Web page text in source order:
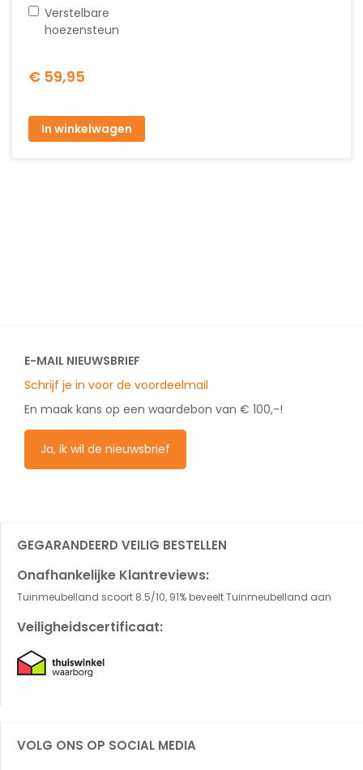
Verstelbare
hoezensteun
€ 59,95
In
winkelwagen
In winkelwagen
E-MAIL NIEUWSBRIEF
Schrijf je in voor de voordeelmail
En maak kans op een waardebon van € 100,-!
Ja, ik wil de nieuwsbrief
GEGARANDEERD VEILIG BESTELLEN
Onafhankelijke Klantreviews:
Tuinmeubelland scoort 8.5/10, 91% beveelt Tuinmeubelland aan
Veiligheidscertificaat:
VOLG ONS OP SOCIAL MEDIA